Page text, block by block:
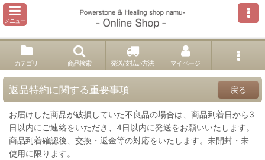
メニュー
カテゴリ 商品検索 発送/支払い方法 マイページ
返品特約に関する重要事項 戻る
お届けした商品が破損していた不良品の場合は、商品到着日から3
日以内にご連絡をいただき、4日以内に発送をお願いいたします。
商品到着確認後、交換・返金等の対応をいたします。未開封・未
使用に限ります。